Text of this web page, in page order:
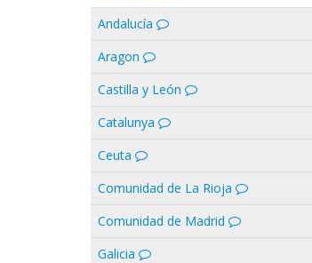
Andalucía
Aragon
Castilla y León
Catalunya
Ceuta
Comunidad de La Rioja
Comunidad de Madrid
Galicia